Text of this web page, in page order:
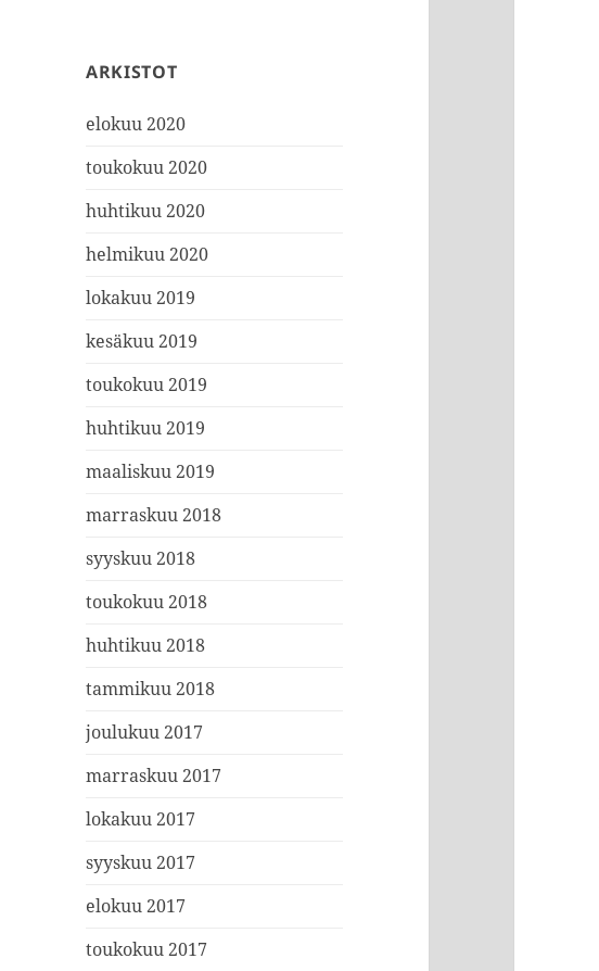
ARKISTOT
elokuu 2020
toukokuu 2020
huhtikuu 2020
helmikuu 2020
lokakuu 2019
kesäkuu 2019
toukokuu 2019
huhtikuu 2019
maaliskuu 2019
marraskuu 2018
syyskuu 2018
toukokuu 2018
huhtikuu 2018
tammikuu 2018
joulukuu 2017
marraskuu 2017
lokakuu 2017
syyskuu 2017
elokuu 2017
toukokuu 2017